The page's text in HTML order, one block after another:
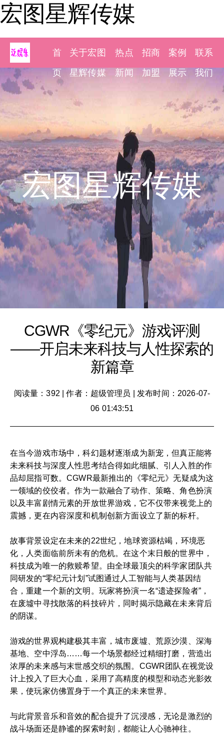
宏图星辉传媒
首
页
关于宏图
星辉传媒
热点
新闻
招商
加盟
案例
展示
联系
我们
宏图星辉传媒
CGWR《零纪元》游戏评测
——开启未来科技与人性探索的
新篇章
阅读量：392 |作者：超级管理员
发布时间：2026-07-
06 01:43:51
在当今游戏市场中，科幻题材逐渐成为新宠，但真正能将
未来科技与深度人性思考结合得如此细腻、引人入胜的作
品却屈指可数。CGWR最新推出的《零纪元》无疑成为这
一领域的佼佼者。作为一款融合了动作、策略、角色扮演
以及丰富剧情元素的开放世界游戏，它不仅带来视觉上的
震撼，更在内容深度和机制创新方面设立了新的标杆。
故事背景设定在未来的22世纪，地球资源枯竭，环境恶
化，人类面临前所未有的危机。在这个末日般的世界中，
科技成为唯一的救赎希望。由全球最顶尖的科学家团队共
同研发的“零纪元计划”试图通过人工智能与人类基因结
合，重建一个新的文明。玩家将扮演一名“遗迹探险者”，
在废墟中寻找散落的科技碎片，同时揭示隐藏在未来背后
的阴谋。
游戏的世界观构建极其丰富，城市废墟、荒原沙漠、深海
基地、空中浮岛……每一个场景都经过精细打磨，营造出
浓厚的未来感与末世感交织的氛围。CGWR团队在视觉设
计上投入了巨大心血，采用了高精度的模型和动态光影效
果，使玩家仿佛置身于一个真正的未来世界。
与此背景音乐和音效的配合提升了沉浸感，无论是激烈的
战斗场面还是静谧的探索时刻，都能让人心驰神往。